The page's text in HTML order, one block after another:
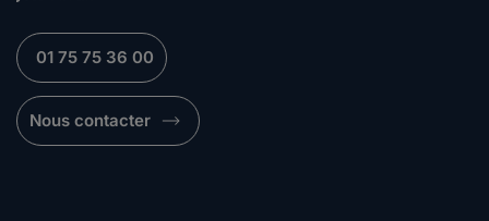
01 75 75 36 00
Nous contacter